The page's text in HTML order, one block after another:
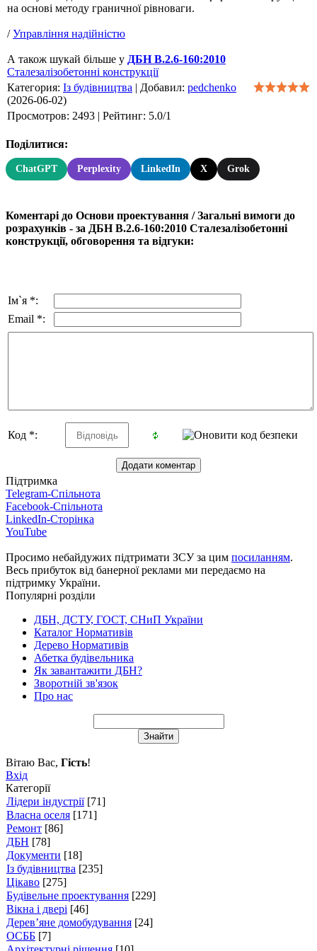
на основі методу граничної рівноваги.
/Управління надійністю
А також шукай більше у ДБН В.2.6-160:2010
Сталезалізобетонні конструкції
Категория: Із будівництва | Добавил: pedchenko
(2026-06-02)
Просмотров: 2493 | Рейтинг: 5.0/1
Поділитися:
ChatGPT Perplexity LinkedIn X Grok
Коментарі до Основи проектування / Загальні вимоги до
розрахунків - за ДБН В.2.6-160:2010 Сталезалізобетонні
конструкції, обговорення та відгуки:
Ім`я *:
Email *:
Код *:
Підтримка
Telegram-Спільнота
Facebook-Спільнота
LinkedIn-Сторінка
YouTube
Просимо небайдужих підтримати ЗСУ за цим посиланням.
Весь прибуток від банерної реклами ми передаємо на
підтримку України.
Популярні розділи
ДБН, ДСТУ, ГОСТ, СНиП України
Каталог Нормативів
Дерево Нормативів
Абетка будівельника
Як завантажити ДБН?
Зворотній зв'язок
Про нас
Вітаю Вас, Гість!
Вхід
Категорії
Лідери індустрії [71]
Власна оселя [171]
Ремонт [86]
ДБН [78]
Документи [18]
Із будівництва [235]
Цікаво [275]
Будівельне проектування [229]
Вікна і двері [46]
Дерев’яне домобудування [24]
ОСББ [7]